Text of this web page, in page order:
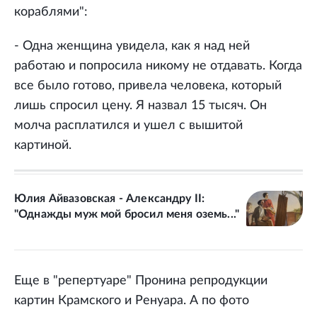
кораблями":
- Одна женщина увидела, как я над ней
работаю и попросила никому не отдавать. Когда
все было готово, привела человека, который
лишь спросил цену. Я назвал 15 тысяч. Он
молча расплатился и ушел с вышитой
картиной.
Юлия Айвазовская - Александру II:
"Однажды муж мой бросил меня оземь..."
Еще в "репертуаре" Пронина репродукции
картин Крамского и Ренуара. А по фото